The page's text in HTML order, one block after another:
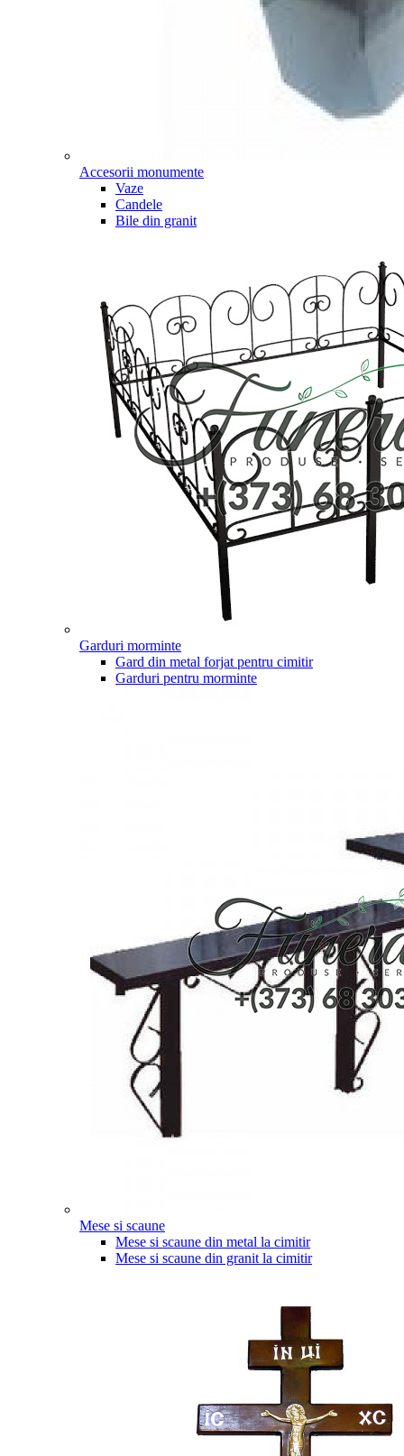
Accesorii monumente
Vaze
Candele
Bile din granit
Garduri morminte
Gard din metal forjat pentru cimitir
Garduri pentru morminte
Mese si scaune
Mese si scaune din metal la cimitir
Mese si scaune din granit la cimitir